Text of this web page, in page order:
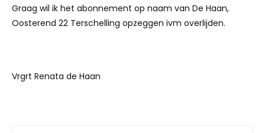
Graag wil ik het abonnement op naam van De Haan,
Oosterend 22 Terschelling opzeggen ivm overlijden.
Vrgrt Renata de Haan